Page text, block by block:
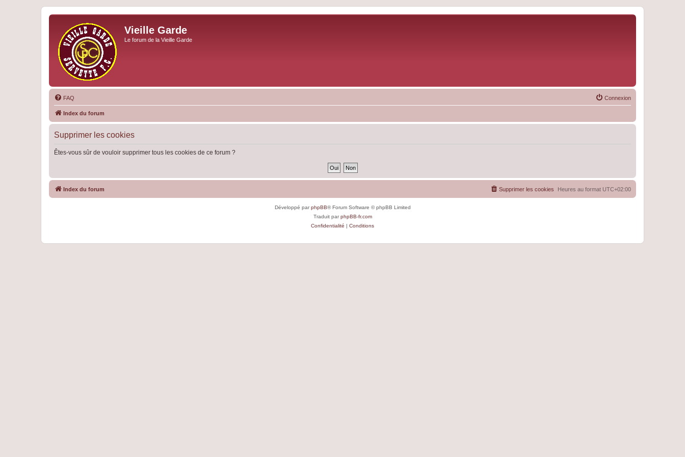
Vieille Garde
Le forum de la Vieille Garde
FAQ Connexion
Index du forum
Supprimer les cookies
Êtes-vous sûr de vouloir supprimer tous les cookies de ce forum ?
Index du forum Heures au format UTC+02:00
Supprimer les cookies
Développé parphpBB® Forum Software © phpBB Limited
Traduit parphpBB-fr.com
Confidentialité | Conditions